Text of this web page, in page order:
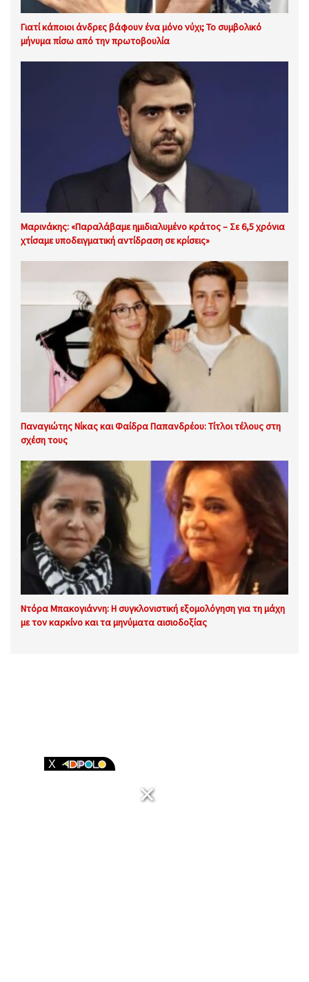
Γιατί κάποιοι άνδρες βάφουν ένα μόνο νύχι; Το συμβολικό
μήνυμα πίσω από την πρωτοβουλία
Μαρινάκης: «Παραλάβαμε ημιδιαλυμένο κράτος – Σε 6,5 χρόνια
χτίσαμε υποδειγματική αντίδραση σε κρίσεις»
Παναγιώτης Νίκας και Φαίδρα Παπανδρέου: Τίτλοι τέλους στη
σχέση τους
Ντόρα Μπακογιάννη: Η συγκλονιστική εξομολόγηση για τη μάχη
με τον καρκίνο και τα μηνύματα αισιοδοξίας